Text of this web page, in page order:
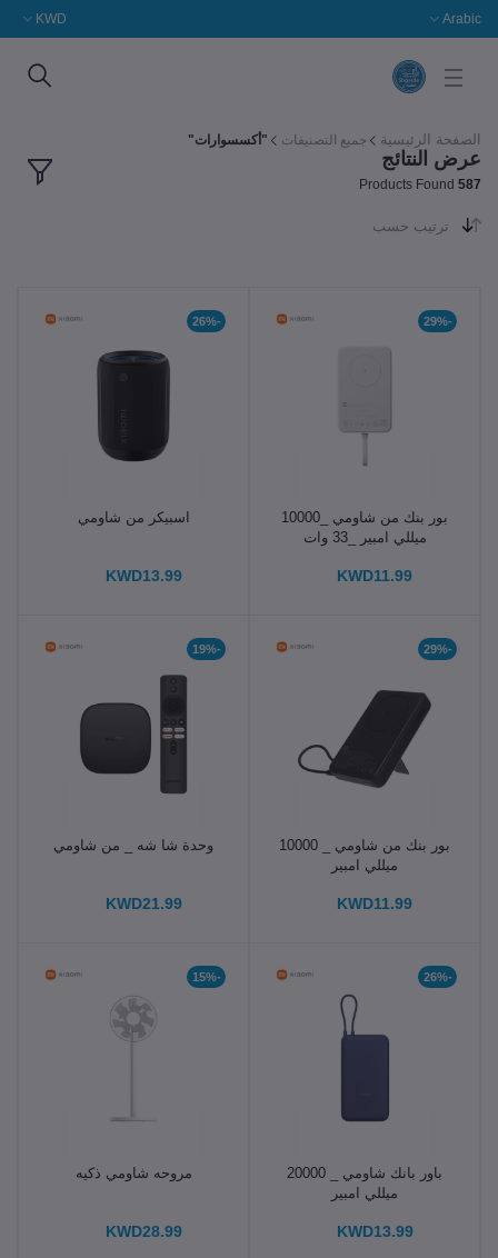
Arabic
KWD
الصفحة الرئيسية جميع التصنيفات "أكسسوارات"
عرض النتائج
587
ترتيب حسب
-29%
بور بنك من شاومي _10000
ميللي امبير _33 وات
KWD11.99
-26%
اسبيكر من شاومي
KWD13.99
-29%
بور بنك من شاومي _ 10000
ميللي امبير
KWD11.99
-19%
وحدة شا شه _ من شاومي
KWD21.99
-26%
باور بانك شاومي _ 20000
ميللي امبير
KWD13.99
-15%
مروحه شاومي ذكيه
KWD28.99